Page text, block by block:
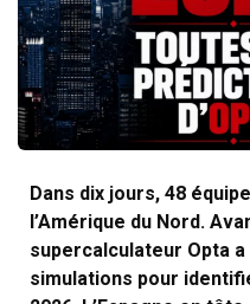
Dans dix jours, 48
l’Amérique du Nord.
supercalculateur Opta
simulations pour